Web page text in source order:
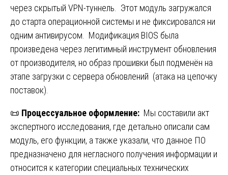
через скрытый VPN-туннель. Этот модуль загружался
до старта операционной системы и не фиксировался ни
одним антивирусом. Модификация BIOS была
произведена через легитимный инструмент обновления
от производителя, но образ прошивки был подменён на
этапе загрузки с сервера обновлений (атака на цепочку
поставок).
📜 Процессуальное оформление: Мы составили акт
экспертного исследования, где детально описали сам
модуль, его функции, а также указали, что данное ПО
предназначено для негласного получения информации и
относится к категории специальных технических